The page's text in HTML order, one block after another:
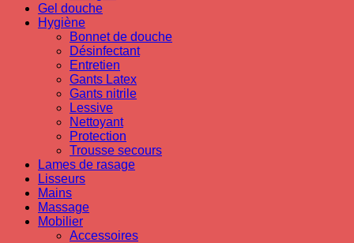
Gel douche
Hygiène
Bonnet de douche
Désinfectant
Entretien
Gants Latex
Gants nitrile
Lessive
Nettoyant
Protection
Trousse secours
Lames de rasage
Lisseurs
Mains
Massage
Mobilier
Accessoires